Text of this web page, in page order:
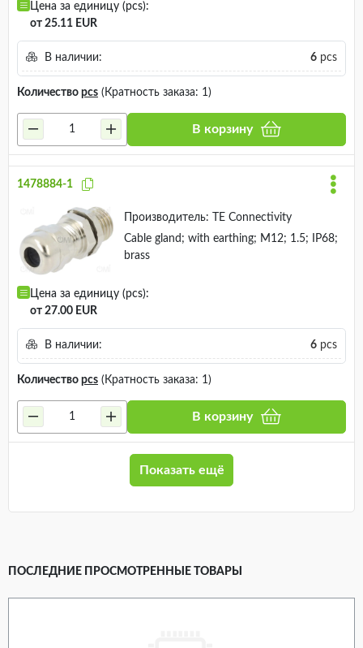
Цена за единицу (pcs):
от 25.11 EUR
В наличии: 6 pcs
Количество pcs (Кратность заказа: 1)
В корзину
1478884-1
Производитель:
TE Connectivity
Cable gland; with earthing; M12; 1.5; IP68;
brass
Цена за единицу (pcs):
от 27.00 EUR
В наличии: 6 pcs
Количество pcs (Кратность заказа: 1)
В корзину
Показать ещё
ПОСЛЕДНИЕ ПРОСМОТРЕННЫЕ ТОВАРЫ